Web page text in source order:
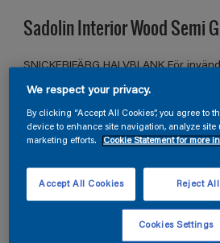
Sadolin Interior Wood Semi
SNICKERIFÄRG HALVBLANK För
S 1060-G60Y
Förpackningsstorlek
We respect your privacy.
By clicking “Accept All Cookies”, you agree to
device to enhance site navigation, analyze site
marketing efforts.
Cookie Statement for more
Reject All
Accept All Cookies
Cookies Settings